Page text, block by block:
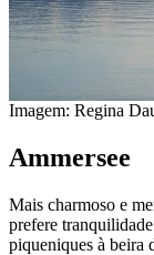
Imagem: Regina
Ammersee
Mais charmoso e
prefere
piqueniques à beira